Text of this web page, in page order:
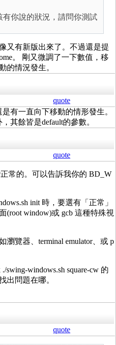
你說的狀況，請問你測試
又有新版出來了。不過還是提
。 剛又微調了一下數值，移
的情況發生。
quote
有一直向下移動的情形發生。
其餘皆是default的參數。
quote
常的。可以告訴我你的 BD_W
init 時，要選有「正常」
(root window)或 gcb 這種特殊視
覽器、terminal emulator、或 p
windows.sh square-cw 的
出問題在哪。
quote